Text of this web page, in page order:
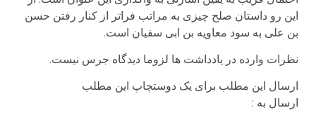
این رو داستان صلح چیزی به مراتب فراتر از کنار رفتن حسن
بن علی به سود معاویه بن ابی سفیان است.
نظرات وارده در یادداشت ها لزوما دیدگاه جرس نیست.
ارسال این مطلب برای یک دوستچاپ این مطلب
ارسال به :